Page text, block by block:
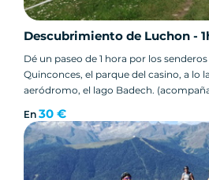
Descubrimiento de Luchon -
Dé un paseo de 1 hora por los
Quinconces, el parque del casino, a lo
aeródromo, el lago Badech.
En 30 €